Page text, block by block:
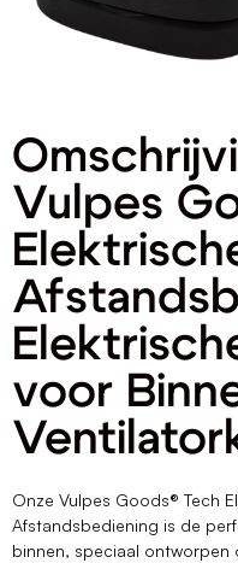
Vulpes
voor
Onze Vulpes Goods® Tech
Afstandsbediening is de
binnen, speciaal ontworpen